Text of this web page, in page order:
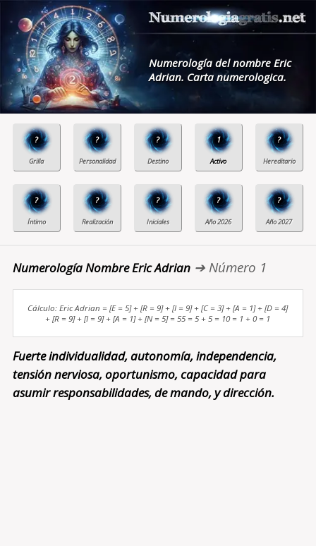
Numerología del nombre Eric
Adrian. Carta numerologica.
? ? ? 1 ?
? ? ? ? ?
Numerología Nombre Eric Adrian➔ Número 1
Cálculo: Eric Adrian = [E = 5] + [R = 9] + [I = 9] + [C = 3] + [A = 1] + [D = 4]
+ [R = 9] + [I = 9] + [A = 1] + [N = 5] = 55 = 5 + 5 = 10 = 1 + 0 = 1
Fuerte individualidad, autonomía, independencia,
tensión nerviosa, oportunismo, capacidad para
asumir responsabilidades, de mando, y dirección.